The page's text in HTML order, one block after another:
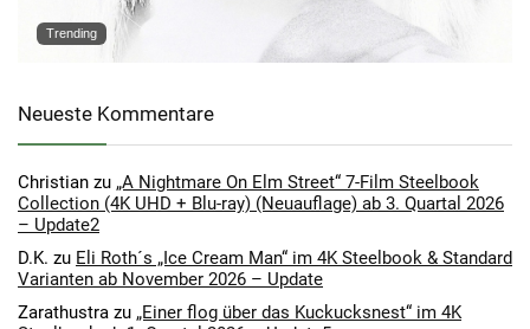
Trending
Neueste Kommentare
Christian zu „A Nightmare On Elm Street“ 7-Film Steelbook
Collection (4K UHD + Blu-ray) (Neuauflage) ab 3. Quartal 2026
– Update2
D.K. zu Eli Roth´s „Ice Cream Man“ im 4K Steelbook & Standard
Varianten ab November 2026 – Update
Zarathustra zu „Einer flog über das Kuckucksnest“ im 4K